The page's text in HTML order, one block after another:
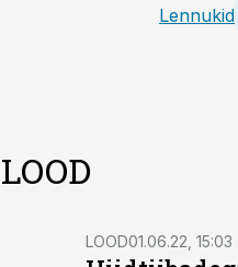
Lennukid
LOOD01.06.22, 15:03